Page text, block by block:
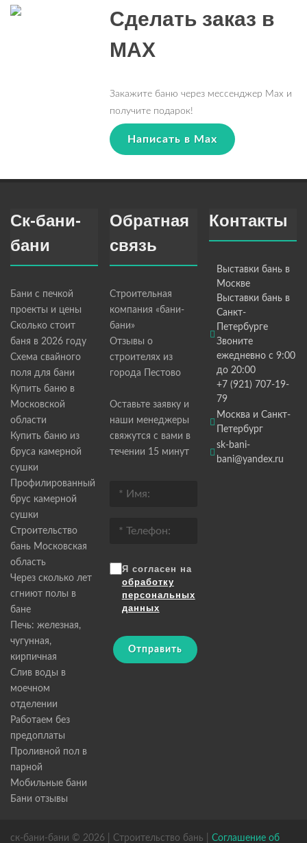
Сделать заказ в
MAX
Закажите баню через мессенджер Max и
получите подарок!
Написать в Max
Ск-бани-
бани
Бани с печкой
проекты и цены
Сколько стоит
баня в 2026 году
Схема свайного
поля для бани
Купить баню в
Московской
области
Купить баню из
бруса камерной
сушки
Профилированный
брус камерной
сушки
Строительство
бань Московская
область
Через сколько лет
сгниют полы в
бане
Печь: железная,
чугунная,
кирпичная
Слив воды в
моечном
отделении
Работаем без
предоплаты
Проливной пол в
парной
Мобильные бани
Бани отзывы
Обратная
связь
Строительная
компания «бани-
бани»
Отзывы о
строителях из
города Пестово
Оставьте заявку и
наши менеджеры
свяжутся с вами в
течении 15 минут
Я согласен на
обработку
персональных
данных
Отправить
Контакты
Выставки бань в
Москве
Выставки бань в
Санкт-
Петербурге
Звоните
ежедневно с 9:00
до 20:00
+7 (921) 707-19-
79
Москва и Санкт-
Петербург
sk-bani-
bani@yandex.ru
ск-бани-бани © 2026 | Строительство бань | Соглашение об